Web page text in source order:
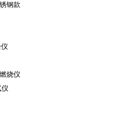
钢款
烧仪